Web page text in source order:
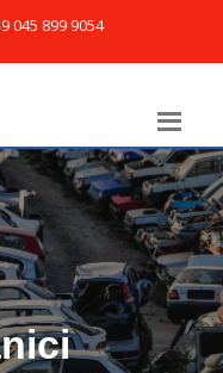
045 899 9054